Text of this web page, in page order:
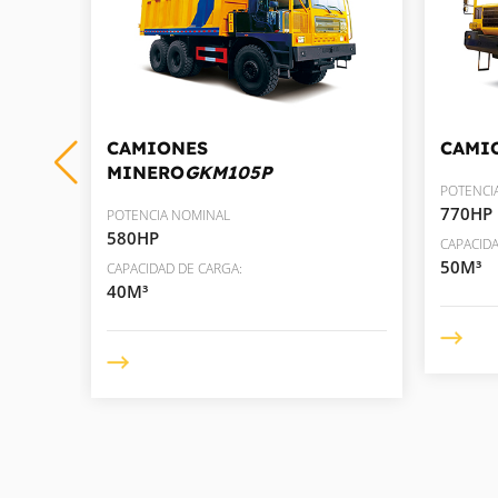
CAMIONES
MINEROGKM105P
POTENCIA NOMINAL
580HP
CAPACIDAD DE CARGA:
40M³
770HP
50M³